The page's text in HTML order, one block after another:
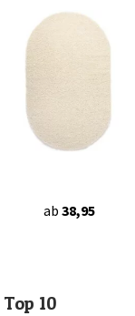
ab 38,95
Top 10